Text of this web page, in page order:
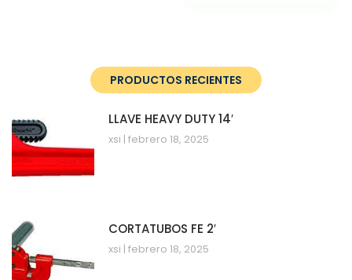
PRODUCTOS RECIENTES
LLAVE HEAVY DUTY 14′
xsi febrero 18, 2025
CORTATUBOS FE 2′
xsi febrero 18, 2025